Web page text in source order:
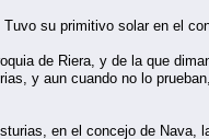
su primitivo solar en el
de Riera, y de la que
y aun cuando no lo
en el concejo de Nava,